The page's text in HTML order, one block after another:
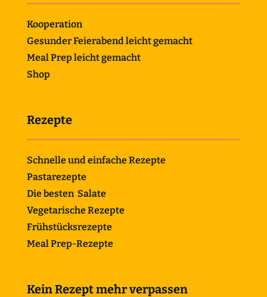
Kooperation
Gesunder Feierabend leicht gemacht
Meal Prep leicht gemacht
Shop
Rezepte
Schnelle und einfache Rezepte
Pastarezepte
Die besten Salate
Vegetarische Rezepte
Frühstücksrezepte
Meal Prep-Rezepte
Kein Rezept mehr verpassen